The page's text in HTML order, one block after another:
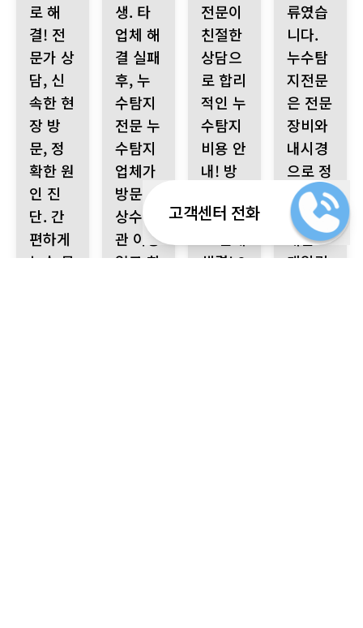
로 해
결! 전
문가 상
담, 신
속한 현
장 방
문, 정
확한 원
인 진
단. 간
편하게
누수 문
생. 타
업체 해
결 실패
후, 누
수탐지
전문 누
수탐지
업체가
방문.
상수 배
관 이상
없고 화
전문이
친절한
상담으
로 합리
적인 누
수탐지
비용 안
내! 방
수 공사
해결! 2
류였습
니다.
누수탐
지전문
은 전문
장비와
내시경
으로 정
확히 진
단하고,
배관 스
케일링
고객센터 전화